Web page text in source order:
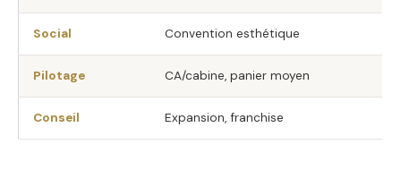
Social Convention esthétique
Pilotage CA/cabine, panier moyen
Conseil Expansion, franchise